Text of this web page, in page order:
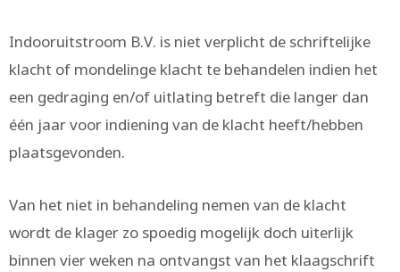
Indooruitstroom B.V. is niet verplicht de schriftelijke
klacht of mondelinge klacht te behandelen indien het
een gedraging en/of uitlating betreft die langer dan
één jaar voor indiening van de klacht heeft/hebben
plaatsgevonden.
Van het niet in behandeling nemen van de klacht
wordt de klager zo spoedig mogelijk doch uiterlijk
binnen vier weken na ontvangst van het klaagschrift